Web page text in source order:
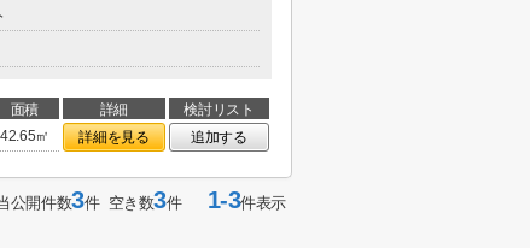
面積 詳細
検討リスト
42.65㎡ 詳細を見る 追加する
公開件数3件 空き数3件1-3件表示